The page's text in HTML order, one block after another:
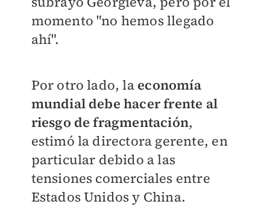
momento "no hemos llegado
ahí".
Por otro lado, la economía
mundial debe hacer frente al
riesgo de fragmentación,
estimó la directora gerente, en
particular debido a las
tensiones comerciales entre
Estados Unidos y China.